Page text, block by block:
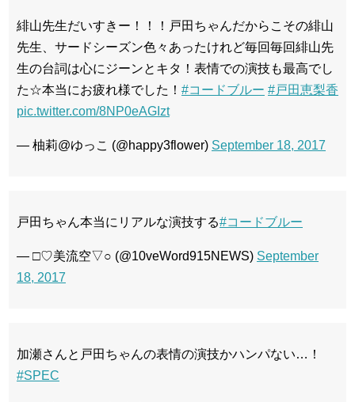
緋山先生だいすきー！！！戸田ちゃんだからこその緋山
先生、サードシーズン色々あったけれど毎回毎回緋山先
生の台詞は心にジーンとキタ！表情での演技も最高でし
た☆本当にお疲れ様でした！ #コードブルー #戸田恵梨香
pic.twitter.com/8NP0eAGIzt
— 柚莉@ゆっこ (@happy3flower) September 18, 2017
戸田ちゃん本当にリアルな演技する#コードブルー
— □♡美流空▽○ (@10veWord915NEWS) September
18, 2017
加瀬さんと戸田ちゃんの表情の演技かハンパない…！
#SPEC